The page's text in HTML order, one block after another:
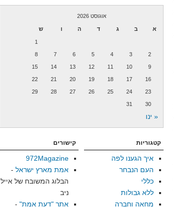
אוגוסט 2026
א ב ג ד ה ו ש
1
2
3
4
5
6
7
8
9
10
11
12
13
14
15
16
17
18
19
20
21
22
23
24
25
26
27
28
29
30
31
« ינו
קטגוריות
איך הגענו לפה
העם הנבחר
כללי
ללא גבולות
מחאה וחברה
קישורים
972Magazine
אמת מארץ ישראל -
הבלוג המשובח של אייל
ניב
אתר "דעת אמת" -